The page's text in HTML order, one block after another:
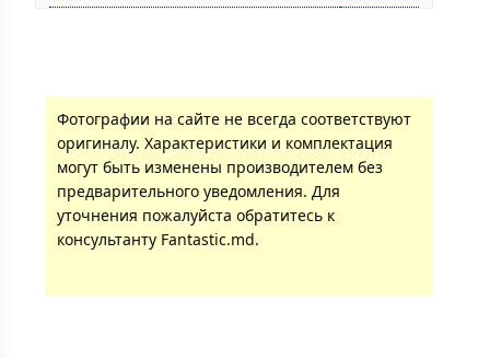
Фотографии на сайте не всегда соответствуют
оригиналу. Характеристики и комплектация
могут быть изменены производителем без
предварительного уведомления. Для
уточнения пожалуйста обратитесь к
консультанту Fantastic.md.